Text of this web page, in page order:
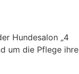
Hundesalon „4
um die Pflege